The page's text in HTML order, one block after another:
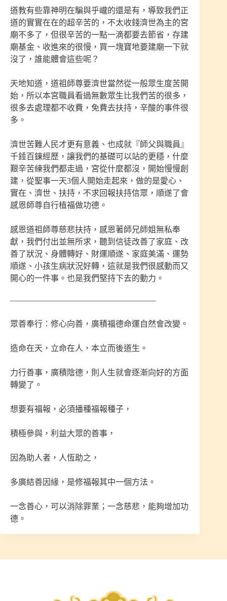
道教有些靠神明在騙與乎巄的還是有，導致我們正
道的實實在在的超辛苦的，不太收錢濟世為主的宮
廟不多了，但很辛苦的一點一滴都要去節省，存建
廟基金、收進來的很慢，買一塊寶地要建廟一下就
沒了，誰能體會這些呢？
天地知道，道祖師尊要濟世當然從一般眾生度苦開
始，所以本宮職員看過無數眾生比我們苦的很多，
很多去處理都不收費，免費去扶持，辛酸的事件很
多。
濟世苦難人民才更有意義、也成就『師父與職員』
千錘百鍊經歷，讓我們的基礎可以站的更穩，什麼
艱辛苦練我們都走過，宮從什麼都沒，開始慢慢創
建，從聖事一天3個人開始走起來，做的是愛心、
實在、濟世、扶持，不求回報扶持信眾，順遂了會
感恩師尊自行植福做功德。
感恩道祖師尊慈悲扶持，感恩著師兄師姐無私奉
獻，我們付出並無所求，聽到信徒改善了家庭、改
善了狀況、身體轉好、財運順遂、家庭美滿、運勢
順遂、小孩生病狀況好轉，這就是我們很感動而又
開心的一件事。也是我們堅持下去的動力。
——————————————————
眾善奉行：修心向善，廣積福德命運自然會改變。
造命在天，立命在人，本立而後道生。
力行善事，廣積陰德，則人生就會逐漸向好的方面
轉變了。
想要有福報，必須播種福報種子，
積極參與，利益大眾的善事，
因為助人者，人恆助之，
多廣結善因緣，是修福報其中一個方法。
一念善心，可以消除罪業；一念慈悲，能夠增加功
德。